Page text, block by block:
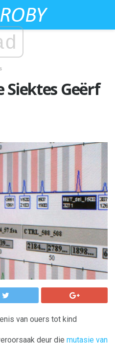
Siektes Geërf
van ouers tot kind
deur die mutasie van